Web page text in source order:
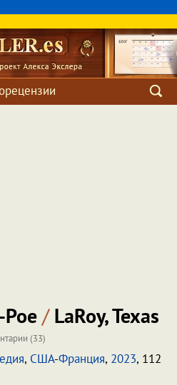
/LaRoy, Texas
(33)
, США-Франция, 2023, 112